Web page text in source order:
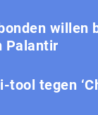
willen
Palantir
tegen